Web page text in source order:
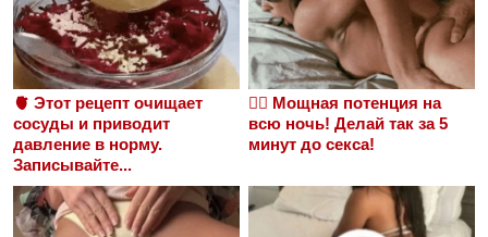
🫀 Этот рецепт очищает
сосуды и приводит
давление в норму.
Записывайте...
❤️‍🔥 Мощная потенция на
всю ночь! Делай так за 5
минут до секса!